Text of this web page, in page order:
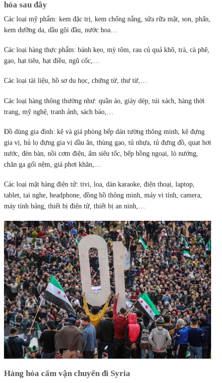
hóa sau đây
Các loại mỹ phẩm: kem đặc trị, kem chống nắng, sửa rữa mặt, son, phấn,
kem dưỡng da, dầu gội đầu, nước hoa…
Các loại hàng thực phẩm: bánh kẹo, mỳ tôm, rau củ quả khô, trà, cà phê,
gạo, hạt tiêu, hạt điều, ngũ cốc,…
Các loại tài liệu, hồ sơ du học, chứng từ, thư từ,…
Các loại hàng thông thường như: quần áo, giày dép, túi xách, hàng thời
trang, mỹ nghệ, tranh ảnh, sách báo,…
Đồ dùng gia đình: kệ và giá phòng bếp dán tường thông minh, kệ đựng
gia vị, hủ lọ đựng gia vị dầu ăn, thùng gạo, tủ nhựa, tủ đựng đồ, quạt hơi
nước, đèn bàn, nồi cơm điện, ấm siêu tốc, bếp hồng ngoại, lò nướng,
chăn ga gối nệm, giá phơi khăn,…
Các loại mặt hàng điện tử: tivi, loa, dàn karaoke, điện thoại, laptop,
tablet, tai nghe, headphone, đồng hồ thông minh, máy vi tính, camera,
máy tính bảng, thiết bị điện tử, thiết bị an ninh,…
Hàng hóa cấm vận chuyển đi Syria